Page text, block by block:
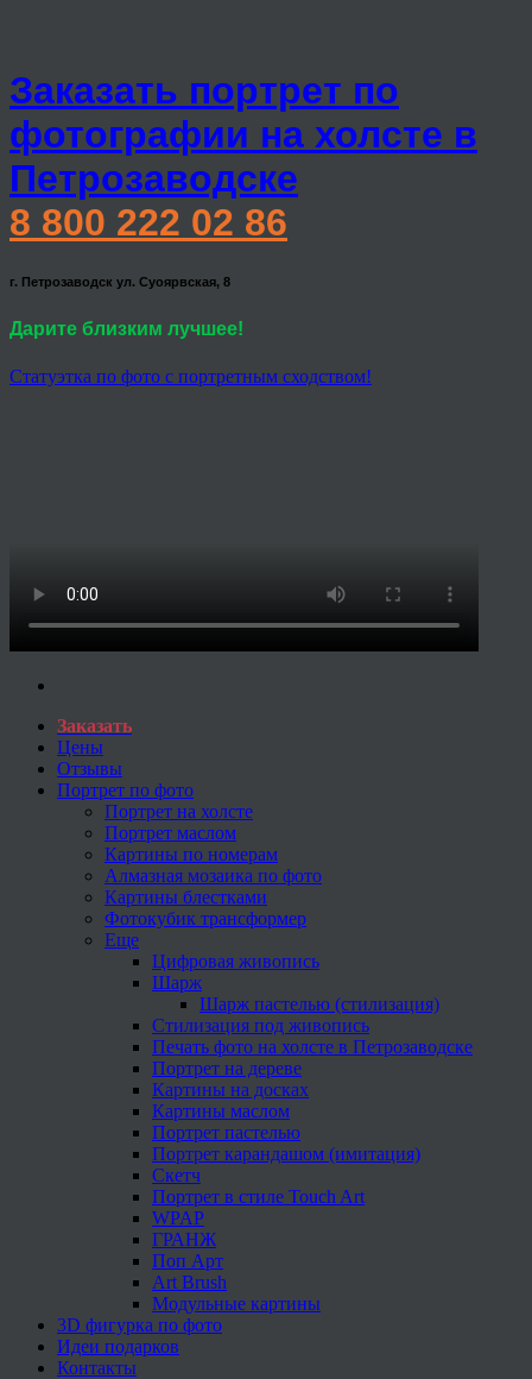
Заказать портрет по
фотографии на холсте в
Петрозаводске
8 800 222 02 86
г. Петрозаводск ул. Суоярвская, 8
Дарите близким лучшее!
Статуэтка по фото с портретным сходством!
Заказать
Цены
Отзывы
Портрет по фото
Портрет на холсте
Портрет маслом
Картины по номерам
Алмазная мозаика по фото
Картины блестками
Фотокубик трансформер
Еще
Цифровая живопись
Шарж
Шарж пастелью (стилизация)
Стилизация под живопись
Печать фото на холсте в Петрозаводске
Портрет на дереве
Картины на досках
Картины маслом
Портрет пастелью
Портрет карандашом (имитация)
Скетч
Портрет в стиле Touch Art
WPAP
ГРАНЖ
Поп Арт
Art Brush
Модульные картины
3D фигурка по фото
Идеи подарков
Контакты